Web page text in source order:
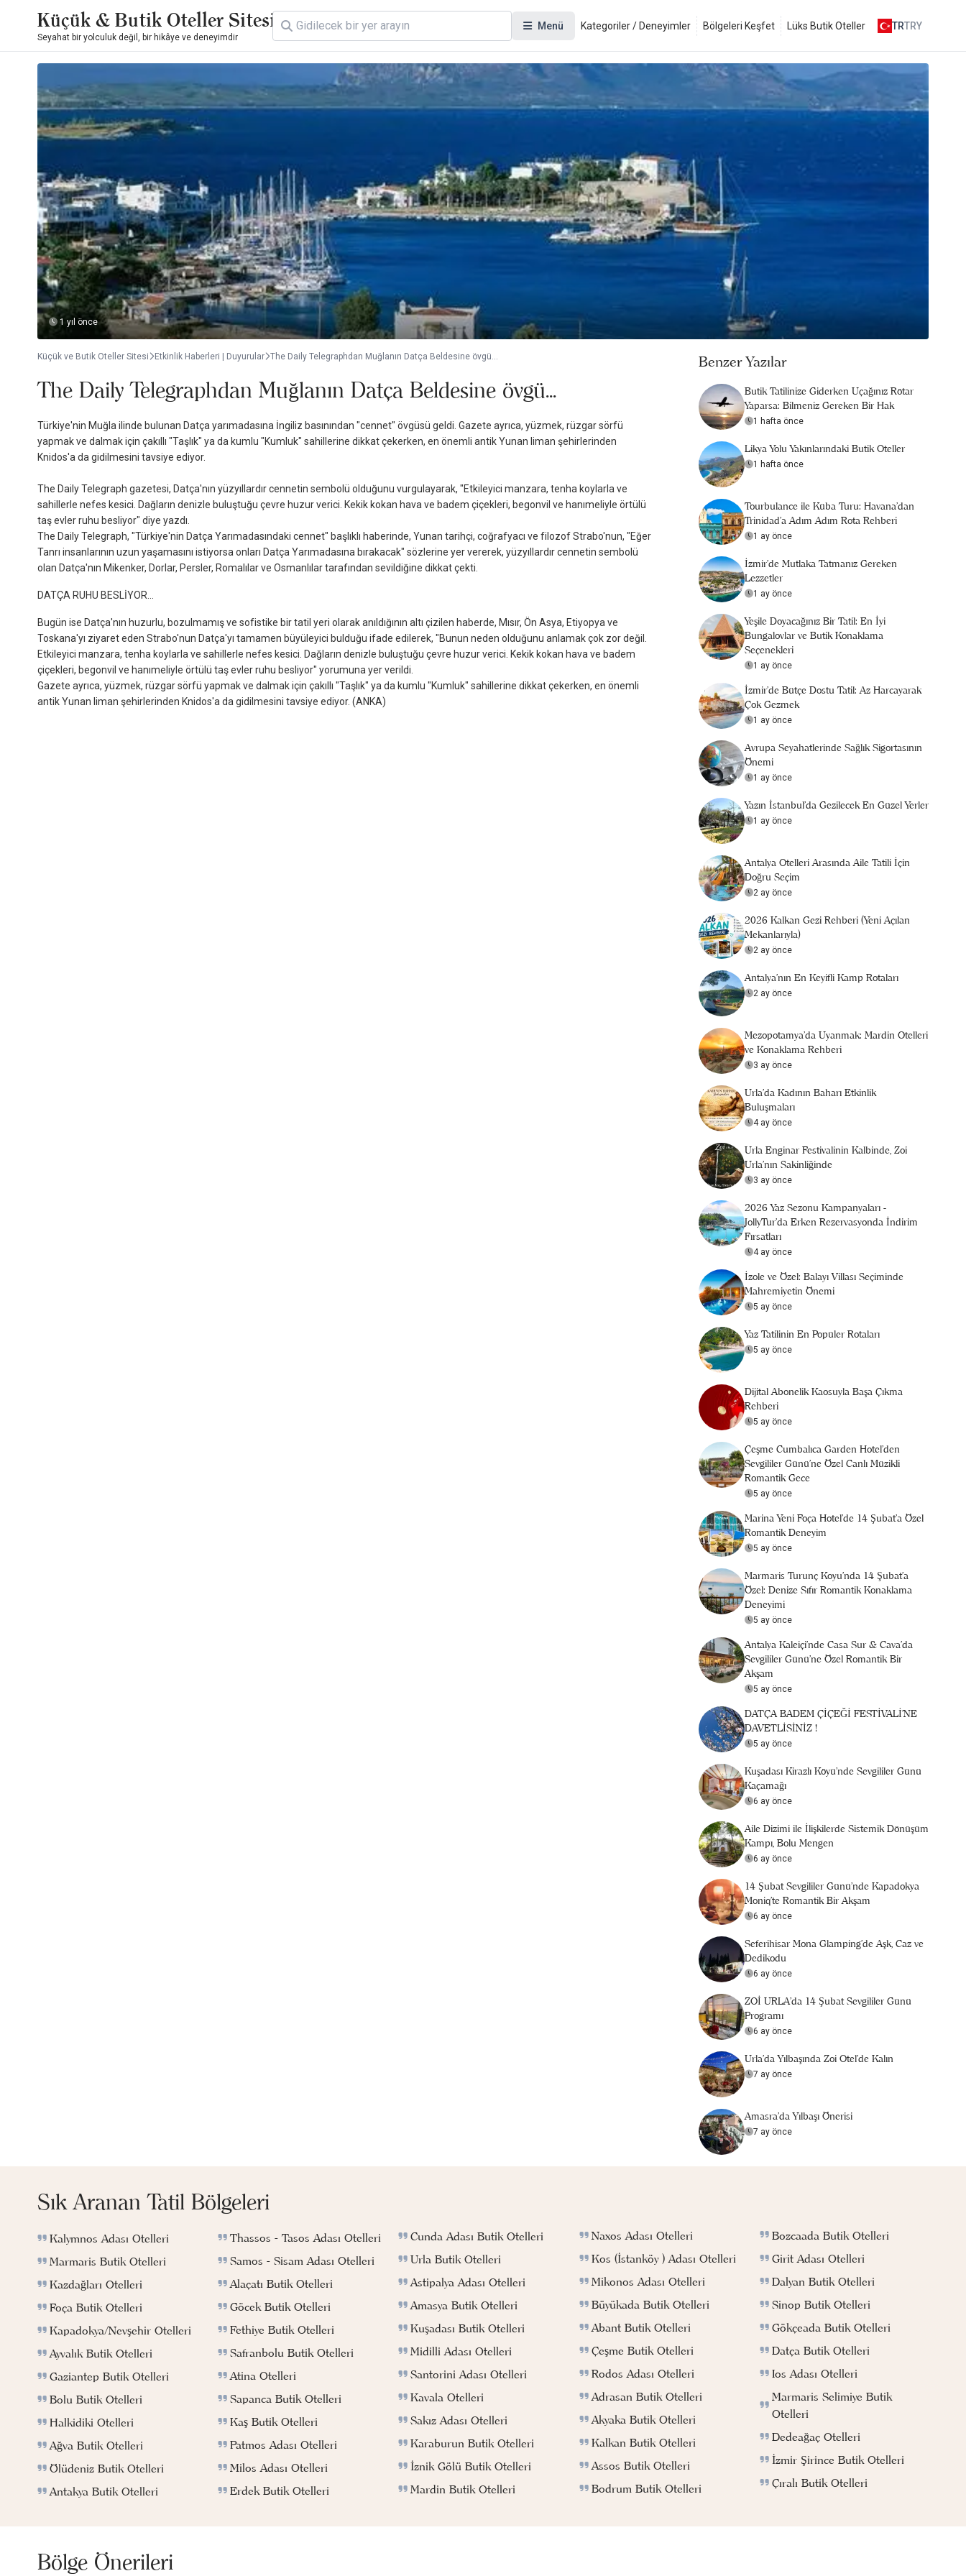
Küçük & Butik Oteller Sitesi
Seyahat bir yolculuk değil, bir hikâye ve deneyimdir
Menü Kategoriler / Deneyimler Bölgeleri Keşfet Lüks Butik Oteller TRTRY
1 yıl önce
Küçük ve Butik Oteller Sitesi Etkinlik Haberleri | Duyurular The Daily Telegraphdan Muğlanın Datça Beldesine övgü...
The Daily Telegraphdan Muğlanın Datça Beldesine övgü...
Türkiye'nin Muğla ilinde bulunan Datça yarımadasına İngiliz basınından "cennet" övgüsü geldi. Gazete ayrıca, yüzmek, rüzgar sörfü
yapmak ve dalmak için çakıllı "Taşlık" ya da kumlu "Kumluk" sahillerine dikkat çekerken, en önemli antik Yunan liman şehirlerinden
Knidos'a da gidilmesini tavsiye ediyor.
The Daily Telegraph gazetesi, Datça'nın yüzyıllardır cennetin sembolü olduğunu vurgulayarak, "Etkileyici manzara, tenha koylarla ve
sahillerle nefes kesici. Dağların denizle buluştuğu çevre huzur verici. Kekik kokan hava ve badem çiçekleri, begonvil ve hanımeliyle örtülü
taş evler ruhu besliyor" diye yazdı.
The Daily Telegraph, "Türkiye'nin Datça Yarımadasındaki cennet" başlıklı haberinde, Yunan tarihçi, coğrafyacı ve filozof Strabo'nun, "Eğer
Tanrı insanlarının uzun yaşamasını istiyorsa onları Datça Yarımadasına bırakacak" sözlerine yer vererek, yüzyıllardır cennetin sembolü
olan Datça'nın Mikenker, Dorlar, Persler, Romalılar ve Osmanlılar tarafından sevildiğine dikkat çekti.
DATÇA RUHU BESLİYOR...
Bugün ise Datça'nın huzurlu, bozulmamış ve sofistike bir tatil yeri olarak anıldığının altı çizilen haberde, Mısır, Ön Asya, Etiyopya ve
Toskana'yı ziyaret eden Strabo'nun Datça'yı tamamen büyüleyici bulduğu ifade edilerek, "Bunun neden olduğunu anlamak çok zor değil.
Etkileyici manzara, tenha koylarla ve sahillerle nefes kesici. Dağların denizle buluştuğu çevre huzur verici. Kekik kokan hava ve badem
çiçekleri, begonvil ve hanımeliyle örtülü taş evler ruhu besliyor" yorumuna yer verildi.
Gazete ayrıca, yüzmek, rüzgar sörfü yapmak ve dalmak için çakıllı "Taşlık" ya da kumlu "Kumluk" sahillerine dikkat çekerken, en önemli
antik Yunan liman şehirlerinden Knidos'a da gidilmesini tavsiye ediyor. (ANKA)
Benzer Yazılar
Butik Tatilinize Giderken Uçağınız Rötar
Yaparsa: Bilmeniz Gereken Bir Hak
1 hafta önce
Likya Yolu Yakınlarındaki Butik Oteller
1 hafta önce
Tourbulance ile Küba Turu: Havana'dan
Trinidad'a Adım Adım Rota Rehberi
1 ay önce
İzmir'de Mutlaka Tatmanız Gereken
Lezzetler
1 ay önce
Yeşile Doyacağınız Bir Tatil: En İyi
Bungalovlar ve Butik Konaklama
Seçenekleri
1 ay önce
İzmir'de Bütçe Dostu Tatil: Az Harcayarak
Çok Gezmek
1 ay önce
Avrupa Seyahatlerinde Sağlık Sigortasının
Önemi
1 ay önce
Yazın İstanbul'da Gezilecek En Güzel Yerler
1 ay önce
Antalya Otelleri Arasında Aile Tatili İçin
Doğru Seçim
2 ay önce
2026 Kalkan Gezi Rehberi (Yeni Açılan
Mekanlarıyla)
2 ay önce
Antalya’nın En Keyifli Kamp Rotaları
2 ay önce
Mezopotamya’da Uyanmak: Mardin Otelleri
ve Konaklama Rehberi
3 ay önce
Urla'da Kadının Baharı Etkinlik
Buluşmaları
4 ay önce
Urla Enginar Festivalinin Kalbinde, Zoi
Urla’nın Sakinliğinde
3 ay önce
2026 Yaz Sezonu Kampanyaları -
JollyTur'da Erken Rezervasyonda İndirim
Fırsatları
4 ay önce
İzole ve Özel: Balayı Villası Seçiminde
Mahremiyetin Önemi
5 ay önce
Yaz Tatilinin En Popüler Rotaları
5 ay önce
Dijital Abonelik Kaosuyla Başa Çıkma
Rehberi
5 ay önce
Çeşme Cumbalıca Garden Hotel’den
Sevgililer Günü’ne Özel Canlı Müzikli
Romantik Gece
5 ay önce
Marina Yeni Foça Hotel’de 14 Şubat’a Özel
Romantik Deneyim
5 ay önce
Marmaris Turunç Koyu'nda 14 Şubat’a
Özel: Denize Sıfır Romantik Konaklama
Deneyimi
5 ay önce
Antalya Kaleiçi'nde Casa Sur & Cava’da
Sevgililer Günü’ne Özel Romantik Bir
Akşam
5 ay önce
DATÇA BADEM ÇİÇEĞİ FESTİVALİ’NE
DAVETLİSİNİZ !
5 ay önce
Kuşadası Kirazlı Köyü'nde Sevgililer Günü
Kaçamağı
6 ay önce
Aile Dizimi ile İlişkilerde Sistemik Dönüşüm
Kampı, Bolu Mengen
6 ay önce
14 Şubat Sevgililer Günü’nde Kapadokya
Moniq’te Romantik Bir Akşam
6 ay önce
Seferihisar Mona Glamping’de Aşk, Caz ve
Dedikodu
6 ay önce
ZOİ URLA'da 14 Şubat Sevgililer Günü
Programı
6 ay önce
Urla'da Yılbaşında Zoi Otel'de Kalın
7 ay önce
Amasra'da Yılbaşı Önerisi
7 ay önce
Sık Aranan Tatil Bölgeleri
Kalymnos Adası Otelleri
Marmaris Butik Otelleri
Kazdağları Otelleri
Foça Butik Otelleri
Kapadokya/Nevşehir Otelleri
Ayvalık Butik Otelleri
Gaziantep Butik Otelleri
Bolu Butik Otelleri
Halkidiki Otelleri
Ağva Butik Otelleri
Ölüdeniz Butik Otelleri
Antakya Butik Otelleri
Thassos - Tasos Adası Otelleri
Samos - Sisam Adası Otelleri
Alaçatı Butik Otelleri
Göcek Butik Otelleri
Fethiye Butik Otelleri
Safranbolu Butik Otelleri
Atina Otelleri
Sapanca Butik Otelleri
Kaş Butik Otelleri
Patmos Adası Otelleri
Milos Adası Otelleri
Erdek Butik Otelleri
Cunda Adası Butik Otelleri
Urla Butik Otelleri
Astipalya Adası Otelleri
Amasya Butik Otelleri
Kuşadası Butik Otelleri
Midilli Adası Otelleri
Santorini Adası Otelleri
Kavala Otelleri
Sakız Adası Otelleri
Karaburun Butik Otelleri
İznik Gölü Butik Otelleri
Mardin Butik Otelleri
Naxos Adası Otelleri
Kos (İstanköy ) Adası Otelleri
Mikonos Adası Otelleri
Büyükada Butik Otelleri
Abant Butik Otelleri
Çeşme Butik Otelleri
Rodos Adası Otelleri
Adrasan Butik Otelleri
Akyaka Butik Otelleri
Kalkan Butik Otelleri
Assos Butik Otelleri
Bodrum Butik Otelleri
Bozcaada Butik Otelleri
Girit Adası Otelleri
Dalyan Butik Otelleri
Sinop Butik Otelleri
Gökçeada Butik Otelleri
Datça Butik Otelleri
Ios Adası Otelleri
Marmaris Selimiye Butik
Otelleri
Dedeağaç Otelleri
İzmir Şirince Butik Otelleri
Çıralı Butik Otelleri
Bölge Önerileri